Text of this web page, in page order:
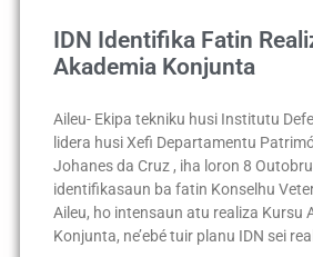
IDN Identifika Fatin
Akademia Konjunta
Aileu- Ekipa tekniku husi Institutu
lidera husi Xefi Departamentu
Johanes da Cruz , iha loron 8
identifikasaun ba fatin Konselhu
Aileu, ho intensaun atu realiza Kursu
Konjunta, ne’ebé tuir planu IDN sei